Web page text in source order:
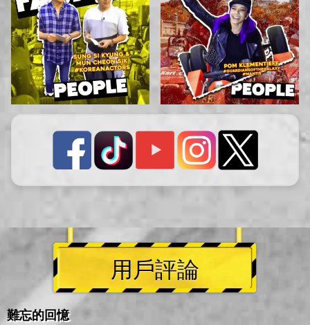
用戶評論
難忘的回憶